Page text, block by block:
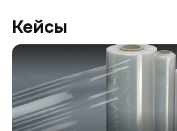
Кейсы
Уралпак